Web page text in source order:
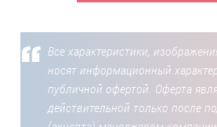
Все характеристики,
носят информационный
публичной офертой. Оферта
действительной только после